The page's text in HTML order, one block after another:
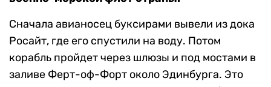
Сначала авианосец буксирами вывели из дока
Росайт, где его спустили на воду. Потом
корабль пройдет через шлюзы и под мостами в
заливе Ферт-оф-Форт около Эдинбурга. Это